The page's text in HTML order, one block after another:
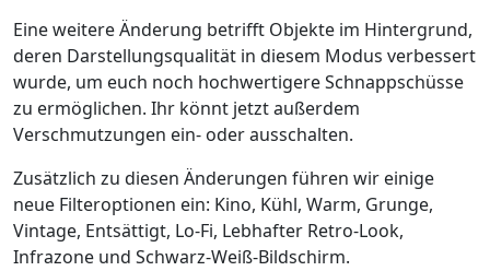
Eine weitere Änderung betrifft Objekte im Hintergrund,
deren Darstellungsqualität in diesem Modus verbessert
wurde, um euch noch hochwertigere Schnappschüsse
zu ermöglichen. Ihr könnt jetzt außerdem
Verschmutzungen ein- oder ausschalten.
Zusätzlich zu diesen Änderungen führen wir einige
neue Filteroptionen ein: Kino, Kühl, Warm, Grunge,
Vintage, Entsättigt, Lo-Fi, Lebhafter Retro-Look,
Infrazone und Schwarz-Weiß-Bildschirm.